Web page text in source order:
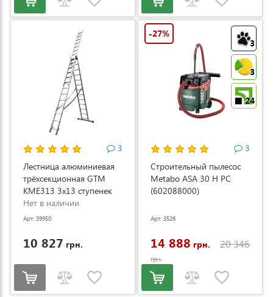
3
Лестница алюминиевая
трёхсекционная GTM
KME313 3x13 ступенек
3.53-8.93м (KME313)
Нет в наличии
Арт: 39950
10 827 грн.
3
3
24
-27%
3
Строительный пылесос
Metabo ASA 30 H PC
(602088000)
Арт: 3526
14 888 грн. 20 346
грн.